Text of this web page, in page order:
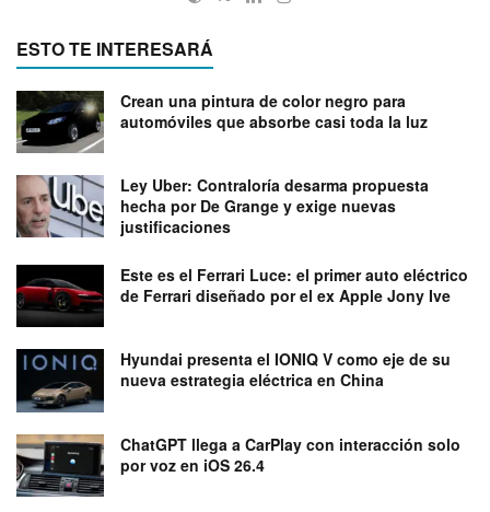
ESTO TE INTERESARÁ
Crean una pintura de color negro para
automóviles que absorbe casi toda la luz
Ley Uber: Contraloría desarma propuesta
hecha por De Grange y exige nuevas
justificaciones
Este es el Ferrari Luce: el primer auto eléctrico
de Ferrari diseñado por el ex Apple Jony Ive
Hyundai presenta el IONIQ V como eje de su
nueva estrategia eléctrica en China
ChatGPT llega a CarPlay con interacción solo
por voz en iOS 26.4